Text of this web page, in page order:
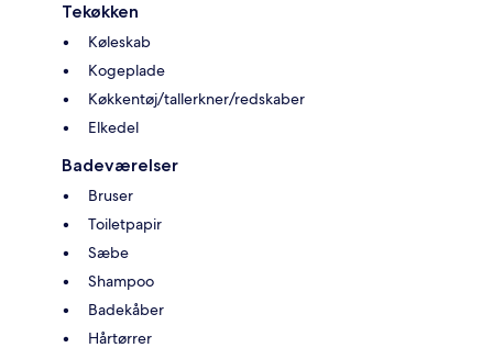
Tekøkken
Køleskab
Kogeplade
Køkkentøj/tallerkner/redskaber
Elkedel
Badeværelser
Bruser
Toiletpapir
Sæbe
Shampoo
Badekåber
Hårtørrer